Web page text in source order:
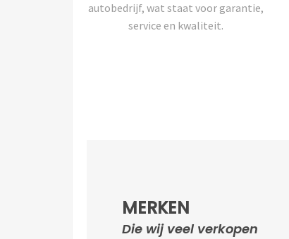
autobedrijf, wat staat voor garantie,
service en kwaliteit.
MERKEN
Die wij veel verkopen